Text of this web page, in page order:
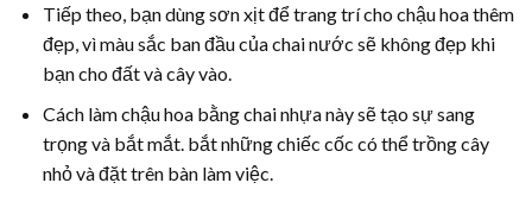
Tiếp theo, bạn dùng sơn xịt để trang trí cho chậu hoa thêm
đẹp, vì màu sắc ban đầu của chai nước sẽ không đẹp khi
bạn cho đất và cây vào.
Cách làm chậu hoa bằng chai nhựa này sẽ tạo sự sang
trọng và bắt mắt. bắt những chiếc cốc có thể trồng cây
nhỏ và đặt trên bàn làm việc.